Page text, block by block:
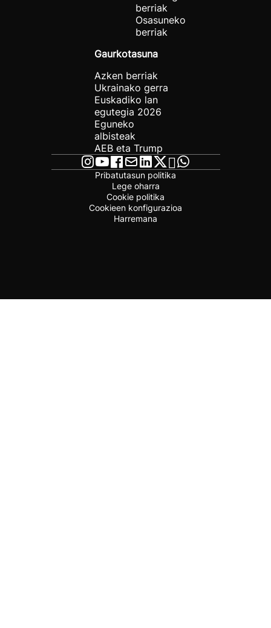
berriak
Osasuneko
berriak
Gaurkotasuna
Azken berriak
Ukrainako gerra
Euskadiko lan
egutegia 2026
Eguneko
albisteak
AEB eta Trump
Pribatutasun politika
Lege oharra
Cookie politika
Cookieen konfigurazioa
Harremana